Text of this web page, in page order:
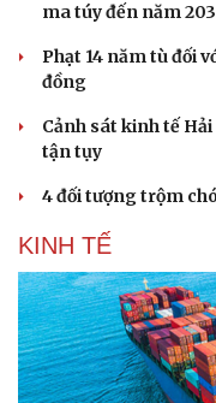
ma túy đến năm
Phạt 14 năm tù đối
đồng
Cảnh sát kinh tế
tận tụy
4 đối tượng trộm
KINH TẾ